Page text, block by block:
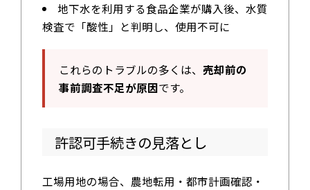
地下水を利用する食品企業が購入後、水質
検査で「酸性」と判明し、使用不可に
これらのトラブルの多くは、 売却前の
事前調査不足が原因です。
許認可手続きの見落とし
工場用地の場合、農地転用・都市計画確認・